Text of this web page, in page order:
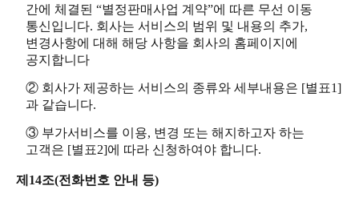
간에 체결된 “별정판매사업 계약”에 따른 무선 이동
통신입니다. 회사는 서비스의 범위 및 내용의 추가,
변경사항에 대해 해당 사항을 회사의 홈페이지에
공지합니다
② 회사가 제공하는 서비스의 종류와 세부내용은 [별표1]
과 같습니다.
③ 부가서비스를 이용, 변경 또는 해지하고자 하는
고객은 [별표2]에 따라 신청하여야 합니다.
제14조(전화번호 안내 등)